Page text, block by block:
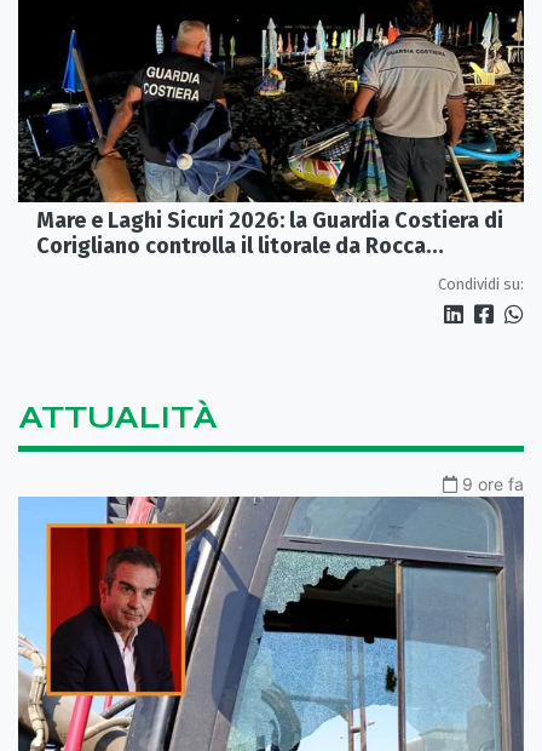
Mare e Laghi Sicuri 2026: la Guardia Costiera di
Corigliano controlla il litorale da Rocca
Condividi su:
ATTUALITÀ
9 ore fa